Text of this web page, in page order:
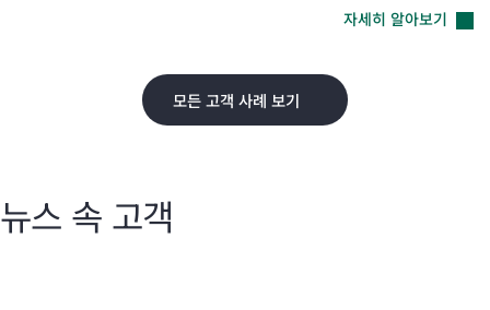
자세히 알아보기
모든 고객 사례 보기
뉴스 속 고객